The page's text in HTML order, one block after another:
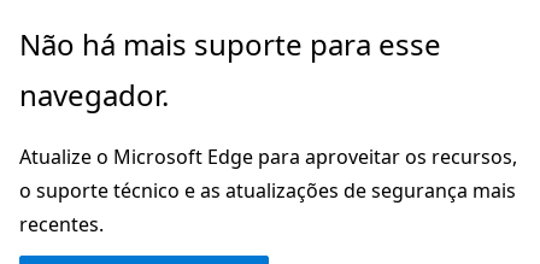
Pular
o
principal
Não há mais suporte para esse
navegador.
Atualize o Microsoft Edge para aproveitar os recursos,
o suporte técnico e as atualizações de segurança mais
recentes.